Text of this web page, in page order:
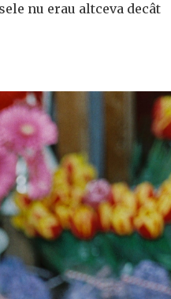
nu erau altceva decât